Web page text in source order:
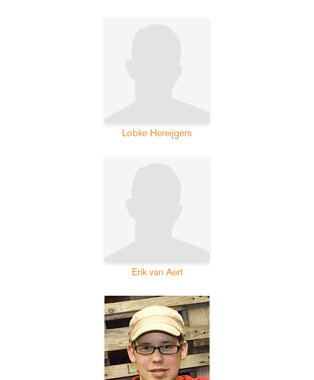
Lobke Hereijgers
Erik van Aert